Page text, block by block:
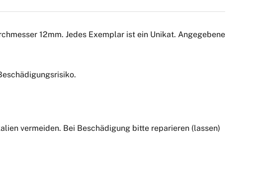
12mm. Jedes Exemplar ist ein Unikat. Angegebene
vermeiden. Bei Beschädigung bitte reparieren (lassen)